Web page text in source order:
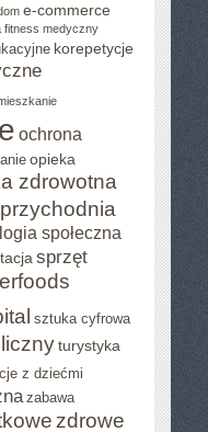
e-commerce
fitness medyczny
korepetycje
ochrona
opieka
zdrowotna
przychodnia
społeczna
sprzęt
sztuka cyfrowa
turystyka
z dziećmi
zabawa
zdrowe